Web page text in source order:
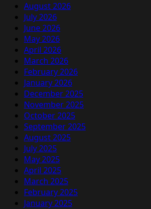
August 2026
July 2026
June 2026
May 2026
April 2026
March 2026
February 2026
January 2026
December 2025
November 2025
October 2025
September 2025
August 2025
July 2025
May 2025
April 2025
March 2025
February 2025
January 2025